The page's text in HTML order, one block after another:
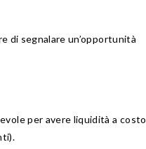
di segnalare un’opportunità
per avere liquidità a costo